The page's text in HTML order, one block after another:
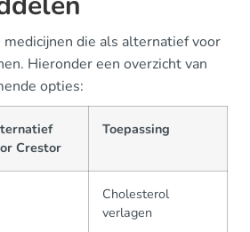
medicijnen die als alternatief voor
Hieronder een overzicht van
opties:
Crestor
Toepassing
Cholesterol
verlagen